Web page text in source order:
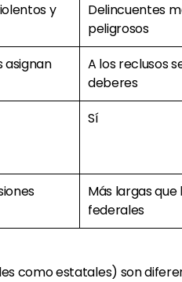
y
Delincuentes
peligrosos
asignan
A los reclusos
deberes
Sí
Más largas que
federales
como estatales) son